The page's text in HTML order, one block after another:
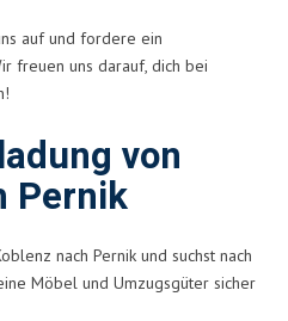
auf und fordere ein
freuen uns darauf, dich bei
von
Pernik
nach Pernik und suchst nach
Möbel und Umzugsgüter sicher